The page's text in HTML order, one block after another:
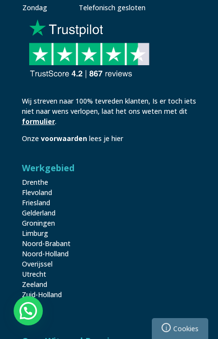
i Cookies
Zondag
Telefonisch gesloten
Wij streven naar 100% tevreden klanten, Is er toch iets
niet naar wens verlopen, laat het ons weten met dit
formulier.
Onze voorwaardenlees je hier
Werkgebied
Drenthe
Flevoland
Friesland
Gelderland
Groningen
Limburg
Noord-Brabant
Noord-Holland
Overijssel
Utrecht
Zeeland
Zuid-Holland